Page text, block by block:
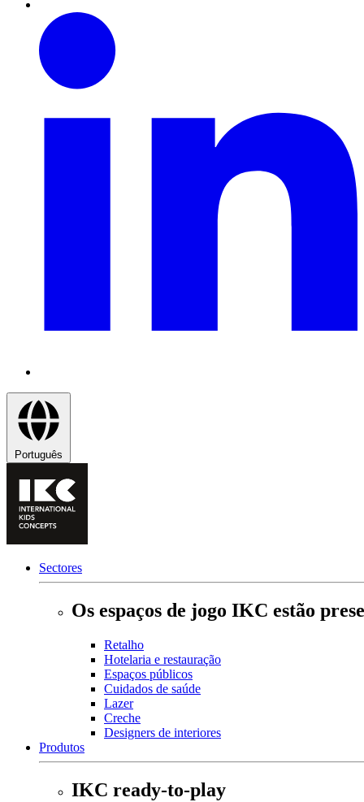
Português
Sectores
Os espaços de jogo IKC estão
Retalho
Hotelaria e restauração
Espaços públicos
Cuidados de saúde
Lazer
Creche
Designers de interiores
Produtos
IKC ready-to-play